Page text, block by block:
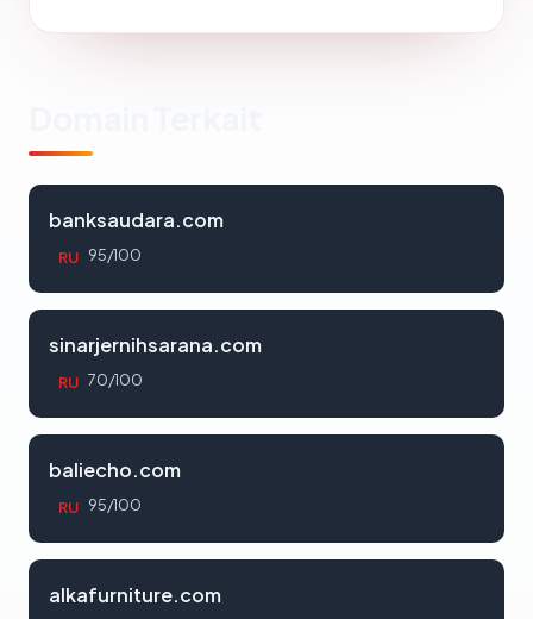
banksaudara.com
RU 95/100
sinarjernihsarana.com
RU 70/100
baliecho.com
RU 95/100
alkafurniture.com